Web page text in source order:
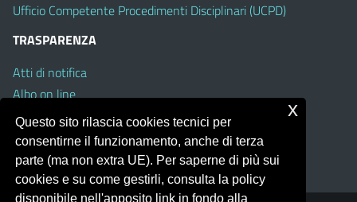
Ufficio Competente Procedimenti Disciplinari (UCPD)
TRASPARENZA
Atti di notifica
Albo on line
Amministrazione Trasparente
Obiettivi di Accessibilità
Whistleblowing
Questo sito rilascia cookies tecnici per
consentirne il funzionamento, anche di terza
parte (ma non extra UE). Per saperne di più sui
cookies e su come gestirli, consulta la policy
disponibile nell'apposito link in fondo alla
x